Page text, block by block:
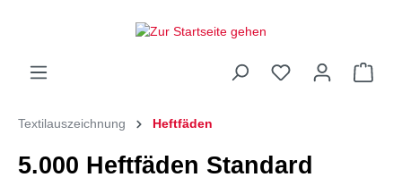
Textilauszeichnung Heftfäden
5.000 Heftfäden Standard